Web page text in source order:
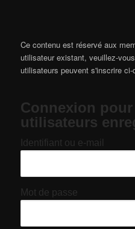
Ce contenu est réservé aux
utilisateur existant, veuillez-
utilisateurs peuvent s'inscrire ci-
Connexion pour
utilisateurs
Identifiant ou e-mail
Mot de passe